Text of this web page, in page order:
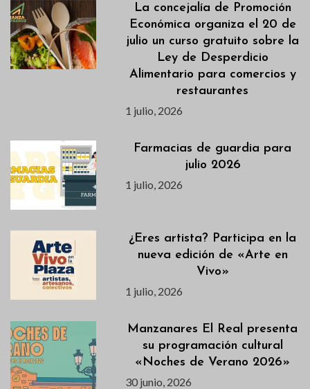
La concejalía de Promoción
Económica organiza el 20 de
julio un curso gratuito sobre la
Ley de Desperdicio
Alimentario para comercios y
restaurantes
1 julio, 2026
Farmacias de guardia para
julio 2026
1 julio, 2026
¿Eres artista? Participa en la
nueva edición de «Arte en
Vivo»
1 julio, 2026
Manzanares El Real presenta
su programación cultural
«Noches de Verano 2026»
30 junio, 2026